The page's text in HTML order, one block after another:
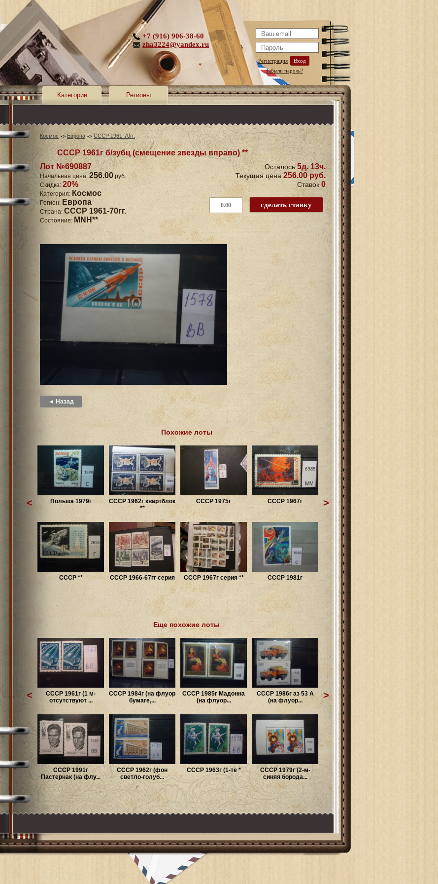
Регистрация
Вход
Забыли пароль?
+7 (916) 906-38-60
zha3224@yandex.ru
Категории Регионы
Космос Европа СССР 1961-70гг.
СССР 1961г б/зубц (смещение звезды вправо) **
Лот №690887
Начальная цена: 256.00 руб.
Скидка: 20%
Категория: Космос
Регион: Европа
Страна: СССР 1961-70гг.
Состояние: MNH**
Осталось5д. 13ч.
Текущая цена256.00 руб.
Ставок 0
◄ Назад
Похожие лоты
Польша 1979г
СССР 1962г квартблок
**
СССР 1975г СССР 1967г
СССР ** СССР 1966-67гг серия СССР 1967г серия ** СССР 1981г
< >
Еще похожие лоты
СССР 1961г (1 м-
отсутствуют ...
СССР 1984г (на флуор
бумаге,...
СССР 1985г Мадонна
(на флуор...
СССР 1986г аз 53 А
(на флуор...
СССР 1991г
Пастернак (на флу...
СССР 1962г (фон
светло-голуб...
СССР 1963г (1-те *
СССР 1979г (2-м-
синяя борода...
< >